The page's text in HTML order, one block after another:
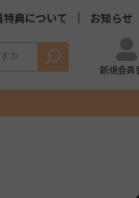
特典について お知らせ
検索
新規会員